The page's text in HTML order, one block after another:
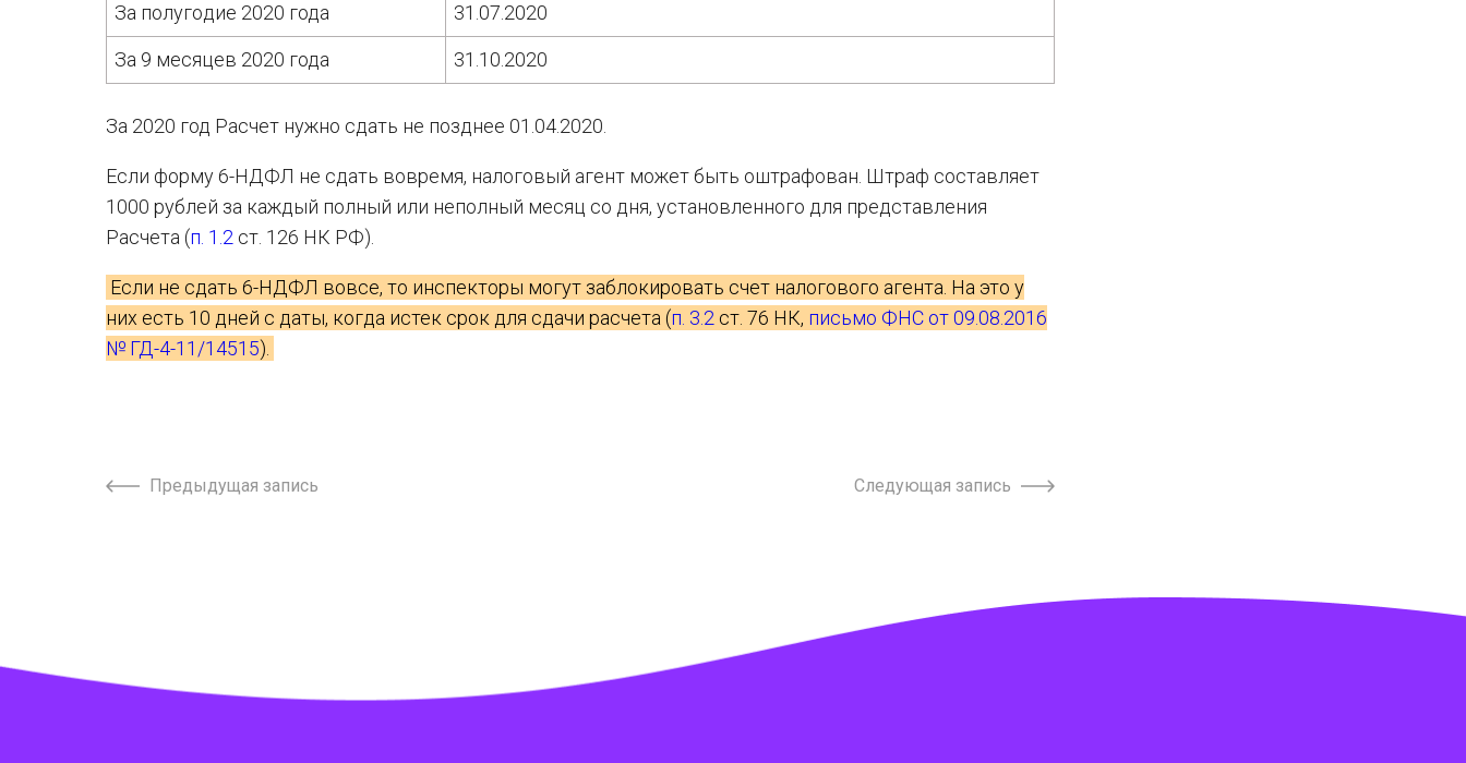
За по­лу­го­дие 2020 года 31.07.2020
За 9 ме­ся­цев 2020 года 31.10.2020
За 2020 год Рас­чет нужно сдать не позд­нее 01.04.2020.
Если форму 6-НДФЛ не сдать вовремя, налоговый агент может быть оштрафован. Штраф составляет
1000 рублей за каждый полный или неполный месяц со дня, установленного для представления
Расчета (п. 1.2 ст. 126 НК РФ).
Если не сдать 6-НДФЛ вовсе, то инспекторы могут заблокировать счет налогового агента. На это у
них есть 10 дней с даты, когда истек срок для сдачи расчета (п. 3.2 ст. 76 НК, письмо ФНС от 09.08.2016
№ ГД-4-11/14515).
Предыдущая запись Следующая запись